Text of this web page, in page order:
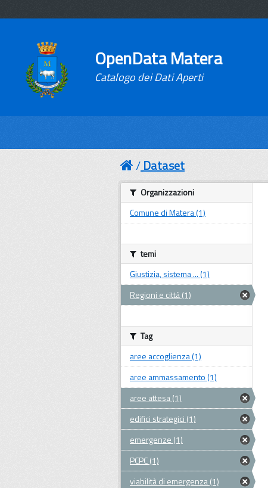
OpenData Matera
Catalogo dei Dati Aperti
Dataset
Organizzazioni
Comune di Matera (1)
temi
Giustizia, sistema ... (1)
Regioni e città (1)
Tag
aree accoglienza (1)
aree ammassamento (1)
aree attesa (1)
edifici strategici (1)
emergenze (1)
PCPC (1)
viabilità di emergenza (1)